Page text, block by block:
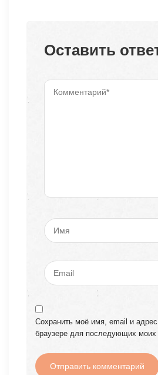
Оставить
Сохранить моё имя, email и
браузере для последующих моих